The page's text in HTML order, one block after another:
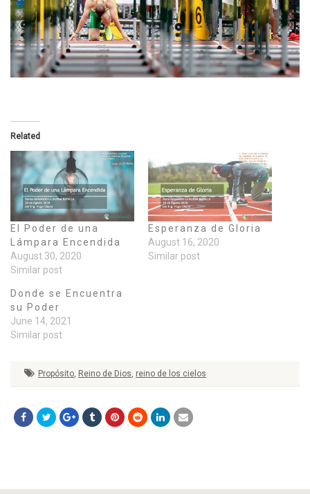
Related
El Poder de una
Lámpara Encendida
August 30, 2020
Similar post
Esperanza de Gloria
August 16, 2020
Similar post
Donde se Encuentra
su Poder
June 14, 2021
Similar post
Propósito, Reino de Dios, reino de los cielos